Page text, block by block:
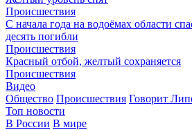
Происшествия
С начала года на водоёмах области
десять погибли
Происшествия
Красный отбой, желтый сохраняется
Происшествия
Видео
Общество Происшествия Говорит
Топ новости
В России В мире